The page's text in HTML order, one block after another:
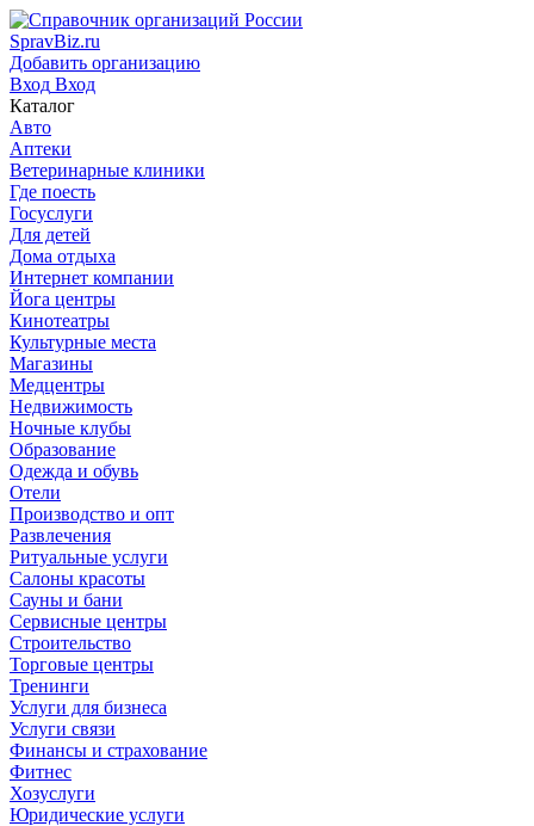
SpravBiz.ru
Добавить организацию
Вход Вход
Каталог
Авто
Аптеки
Ветеринарные клиники
Где поесть
Госуслуги
Для детей
Дома отдыха
Интернет компании
Йога центры
Кинотеатры
Культурные места
Магазины
Медцентры
Недвижимость
Ночные клубы
Образование
Одежда и обувь
Отели
Производство и опт
Развлечения
Ритуальные услуги
Салоны красоты
Сауны и бани
Сервисные центры
Строительство
Торговые центры
Тренинги
Услуги для бизнеса
Услуги связи
Финансы и страхование
Фитнес
Хозуслуги
Юридические услуги